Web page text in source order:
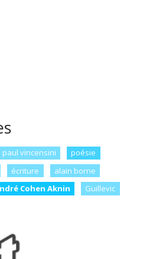
paul vincensini
poésie
écriture
alain borne
Cohen Aknin Guillevic